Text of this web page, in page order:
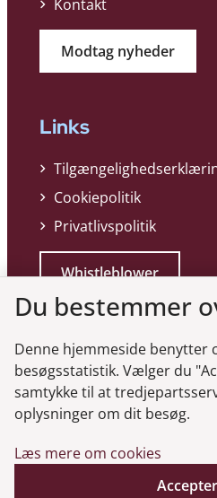
Kontakt
Modtag nyheder
Links
Cookiepolitik
Privatlivspolitik
Whistleblower
Genveje
Gå til
Gå til
Du bestemmer
Denne hjemmeside benytter
besøgsstatistik. Vælger du
samtykke til at
oplysninger om dit besøg.
Læs mere om cookies